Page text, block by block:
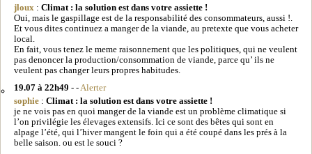
jloux : Climat : la solution est dans votre assiette !
Oui, mais le gaspillage est de la responsabilité des consommateurs, aussi !.
Et vous dites continuez a manger de la viande, au pretexte que vous acheter
local.
En fait, vous tenez le meme raisonnement que les politiques, qui ne veulent
pas denoncer la production/consommation de viande, parce qu’ ils ne
veulent pas changer leurs propres habitudes.
19.07 à 22h49 - - Alerter
sophie : Climat : la solution est dans votre assiette !
je ne vois pas en quoi manger de la viande est un problème climatique si
l’on privilégie les élevages extensifs. Ici ce sont des bêtes qui sont en
alpage l’été, qui l’hiver mangent le foin qui a été coupé dans les prés à la
belle saison. ou est le souci ?